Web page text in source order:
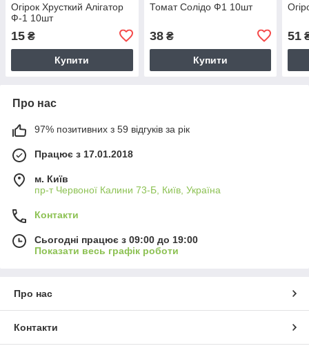
Огірок Хрусткий Алігатор
Ф-1 10шт
15 ₴
Купити
Томат Солідо Ф1 10шт
38₴
Купити
51
Про нас
97% позитивних з 59 відгуків за рік
Працює з 17.01.2018
м. Київ
пр-т Червоної Калини 73-Б, Київ, Україна
Контакти
Сьогодні працює з 09:00 до 19:00
Показати весь графік роботи
Про нас
Контакти